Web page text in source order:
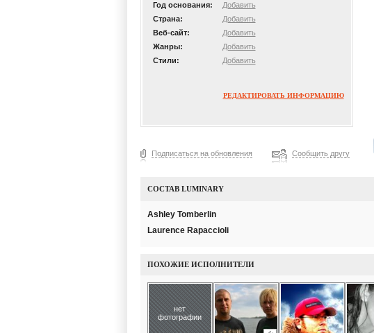
Год основания:
Добавить
Страна:
Добавить
Веб-сайт:
Добавить
Жанры:
Добавить
Стили:
Добавить
РЕДАКТИРОВАТЬ ИНФОРМАЦИЮ
Подписаться на обновления Сообщить другу
СОСТАВ LUMINARY
Ashley Tomberlin
Laurence Rapaccioli
ПОХОЖИЕ ИСПОЛНИТЕЛИ
нет
фотографии